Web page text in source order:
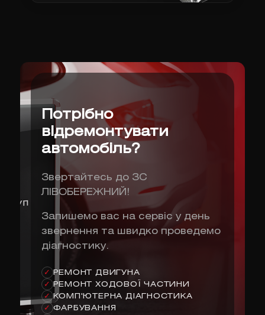
Потрібно
відремонтувати
автомобіль?
Звертайтесь до ЗС
ЛІВОБЕРЕЖНИЙ!
Запишемо вас на сервіс у день
звернення та швидко проведемо
діагностику.
✓ РЕМОНТ ДВИГУНА
✓ РЕМОНТ ХОДОВОЇ ЧАСТИНИ
✓ КОМП'ЮТЕРНА ДІАГНОСТИКА
✓ ФАРБУВАННЯ